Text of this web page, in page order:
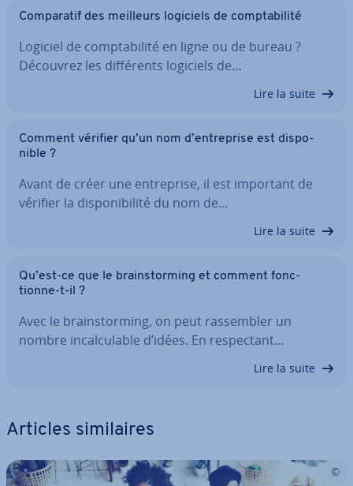
Com­pa­ra­tif des meilleurs logiciels de comp­ta­bi­lité
Logiciel de comp­ta­bi­lité en ligne ou de bureau ?
Découvrez les dif­fé­rents logiciels de…
Lire la suite
Comment vérifier qu’un nom d’en­tre­prise est dis­po­
nible ?
Avant de créer une en­tre­prise, il est important de
vérifier la dis­po­ni­bi­lité du nom de…
Lire la suite
Qu’est-ce que le brains­tor­ming et comment fonc­
tionne-t-il ?
Avec le brains­tor­ming, on peut ras­sem­bler un
nombre in­cal­cu­lable d’idées. En res­pec­tant…
Lire la suite
Articles si­mi­laires